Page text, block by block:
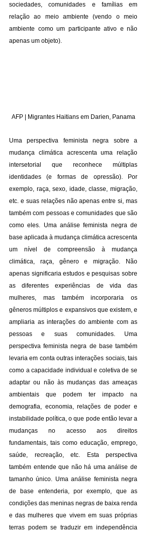
sociedades, comunidades e famílias em
relação ao meio ambiente (vendo o meio
ambiente como um participante ativo e não
apenas um objeto).
AFP | Migrantes Haitians em Darien, Panama
Uma perspectiva feminista negra sobre a
mudança climática acrescenta uma relação
intersetorial que reconhece múltiplas
identidades (e formas de opressão). Por
exemplo, raça, sexo, idade, classe, migração,
etc. e suas relações não apenas entre si, mas
também com pessoas e comunidades que são
como eles. Uma análise feminista negra de
base aplicada à mudança climática acrescenta
um nível de compreensão à mudança
climática, raça, gênero e migração. Não
apenas significaria estudos e pesquisas sobre
as diferentes experiências de vida das
mulheres, mas também incorporaria os
gêneros múltiplos e expansivos que existem, e
ampliaria as interações do ambiente com as
pessoas e suas comunidades. Uma
perspectiva feminista negra de base também
levaria em conta outras interações sociais, tais
como a capacidade individual e coletiva de se
adaptar ou não às mudanças das ameaças
ambientais que podem ter impacto na
demografia, economia, relações de poder e
instabilidade política, o que pode então levar a
mudanças no acesso aos direitos
fundamentais, tais como educação, emprego,
saúde, recreação, etc. Esta perspectiva
também entende que não há uma análise de
tamanho único. Uma análise feminista negra
de base entenderia, por exemplo, que as
condições das meninas negras de baixa renda
e das mulheres que vivem em suas próprias
terras podem se traduzir em independência